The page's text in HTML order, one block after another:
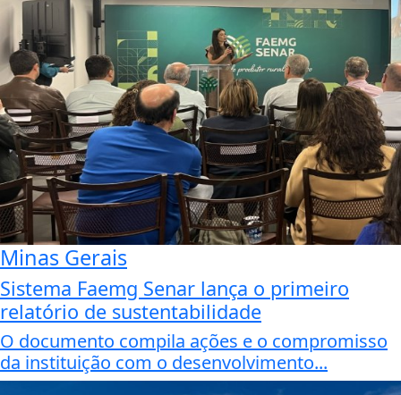
Minas Gerais
Sistema Faemg Senar lança o primeiro
relatório de sustentabilidade
O documento compila ações e o compromisso
da instituição com o desenvolvimento...